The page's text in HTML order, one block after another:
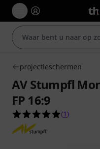
projectieschermen
AV Stumpfl
FP 16:9
5.0 van de
(1 )